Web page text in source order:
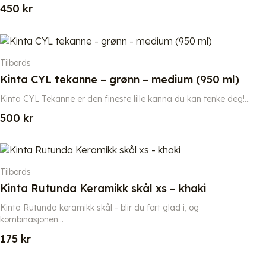
450 kr
Tilbords
Kinta CYL tekanne – grønn – medium (950 ml)
Kinta CYL Tekanne er den fineste lille kanna du kan tenke deg!...
500 kr
Tilbords
Kinta Rutunda Keramikk skål xs – khaki
Kinta Rutunda keramikk skål - blir du fort glad i, og
kombinasjonen...
175 kr